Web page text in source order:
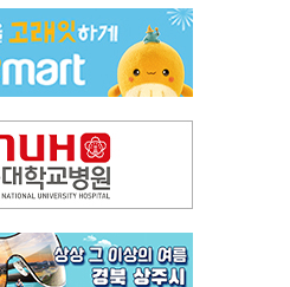
외기에서 시작된 불… 주택 화재로 번져
구 국공립어린이집 교사 2명 검찰 송치
제 전격 실시…가족 사건 수사 못해